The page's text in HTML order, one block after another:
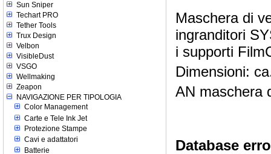
Sun Sniper
Techart PRO
Tether Tools
Trux Design
Velbon
VisibleDust
VSGO
Wellmaking
Zeapon
NAVIGAZIONE PER TIPOLOGIA
Color Management
Carte e Tele Ink Jet
Protezione Stampe
Cavi e adattatori
Batterie
Maschera di
ingranditori
i supporti
Dimensioni:
AN maschera
Database